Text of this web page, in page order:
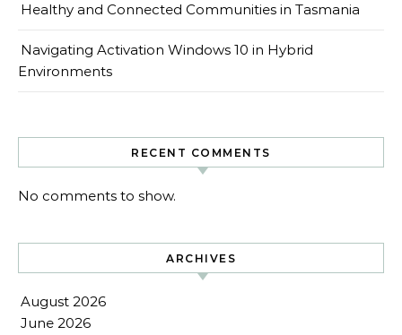
Healthy and Connected Communities in Tasmania
Navigating Activation Windows 10 in Hybrid
Environments
RECENT COMMENTS
No comments to show.
ARCHIVES
August 2026
June 2026